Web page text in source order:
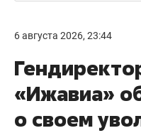
6 августа 2026, 23:44
«Ижавиа»
о своем